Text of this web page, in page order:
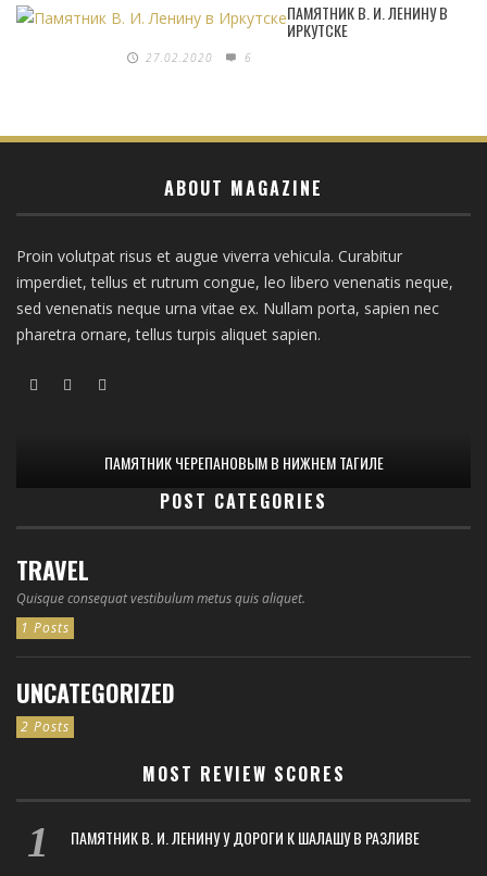
ПАМЯТНИК В. И. ЛЕНИНУ В
ИРКУТСКЕ
27.02.2020 6
ABOUT MAGAZINE
Proin volutpat risus et augue viverra vehicula. Curabitur
imperdiet, tellus et rutrum congue, leo libero venenatis neque,
sed venenatis neque urna vitae ex. Nullam porta, sapien nec
pharetra ornare, tellus turpis aliquet sapien.
ПАМЯТНИК ЧЕРЕПАНОВЫМ В НИЖНЕМ ТАГИЛЕ
POST CATEGORIES
TRAVEL
Quisque consequat vestibulum metus quis aliquet.
1 Posts
UNCATEGORIZED
2 Posts
MOST REVIEW SCORES
ПАМЯТНИК В. И. ЛЕНИНУ У ДОРОГИ К ШАЛАШУ В РАЗЛИВЕ